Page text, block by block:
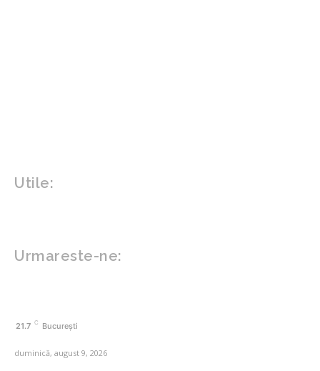
Utile:
Urmareste-ne:
21.7 C București
duminică, august 9, 2026